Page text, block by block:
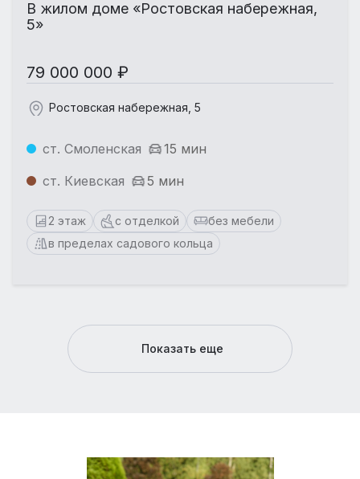
В жилом доме «Ростовская набережная,
5»
79 000 000 ₽
Ростовская набережная, 5
ст. Смоленская
15 мин
ст. Киевская
5 мин
2 этаж с отделкой
без мебели
в пределах садового кольца
Показать еще